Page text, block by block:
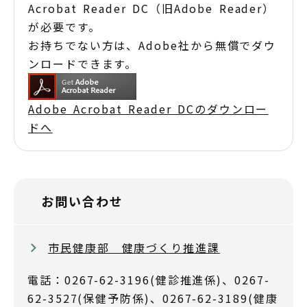
Acrobat Reader DC（旧Adobe Reader）
が必要です。
お持ちでない方は、Adobe社から無償でダウ
ンロードできます。
Adobe Acrobat Reader DCのダウンロー
ドへ
お問い合わせ
市民健康部 健康づくり推進課
電話：0267-62-3196(健診推進係)、0267-
62-3527(保健予防係)、0267-62-3189(健康